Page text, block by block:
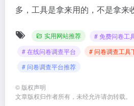
多，工具是拿来用的，不是拿来
实用网站推荐
# 免费问卷工
# 在线问卷调查平台
# 问卷调查工具
# 问卷调查平台推荐
© 版权声明
文章版权归作者所有，未经允许请勿转载。